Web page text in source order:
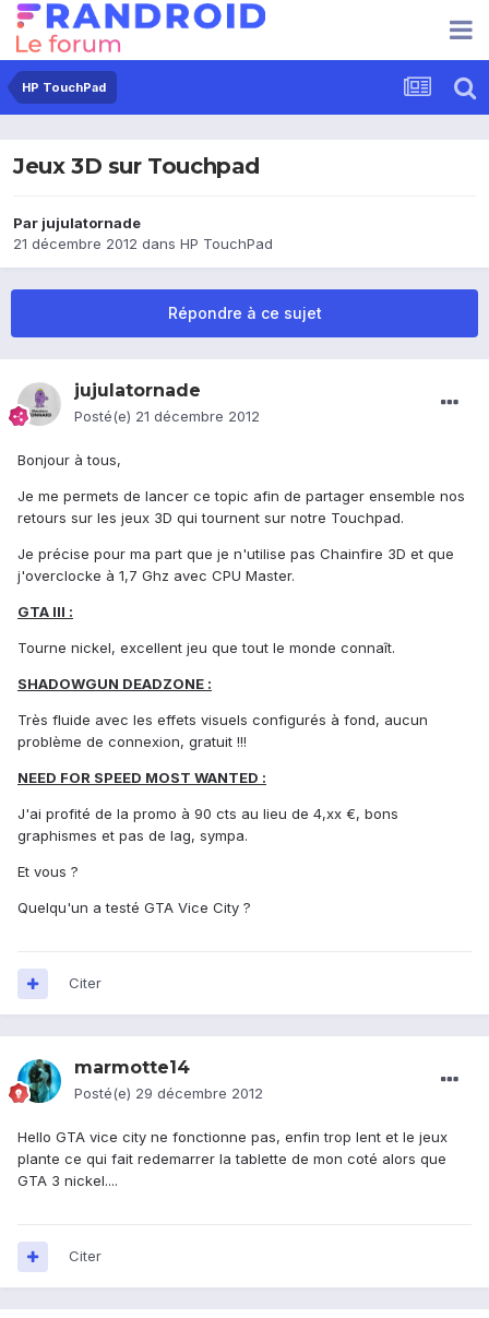
HP TouchPad
Jeux 3D sur Touchpad
Par jujulatornade
21 décembre 2012 dans HP TouchPad
Répondre à ce sujet
jujulatornade
Posté(e) 21 décembre 2012
Bonjour à tous,
Je me permets de lancer ce topic afin de partager ensemble nos
retours sur les jeux 3D qui tournent sur notre Touchpad.
Je précise pour ma part que je n'utilise pas Chainfire 3D et que
j'overclocke à 1,7 Ghz avec CPU Master.
GTA III :
Tourne nickel, excellent jeu que tout le monde connaît.
SHADOWGUN DEADZONE :
Très fluide avec les effets visuels configurés à fond, aucun
problème de connexion, gratuit !!!
NEED FOR SPEED MOST WANTED :
J'ai profité de la promo à 90 cts au lieu de 4,xx €, bons
graphismes et pas de lag, sympa.
Et vous ?
Quelqu'un a testé GTA Vice City ?
Citer
marmotte14
Posté(e) 29 décembre 2012
Hello GTA vice city ne fonctionne pas, enfin trop lent et le jeux
plante ce qui fait redemarrer la tablette de mon coté alors que
GTA 3 nickel....
Citer